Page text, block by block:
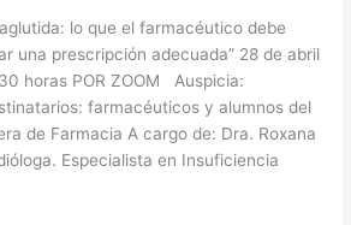
lo que el farmacéutico debe
una prescripción adecuada” 28 de abril
horas POR ZOOM Auspicia:
farmacéuticos y alumnos del
de Farmacia A cargo de: Dra. Roxana
Especialista en Insuficiencia